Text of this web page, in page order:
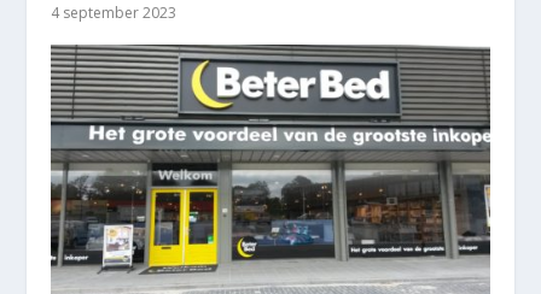
4 september 2023